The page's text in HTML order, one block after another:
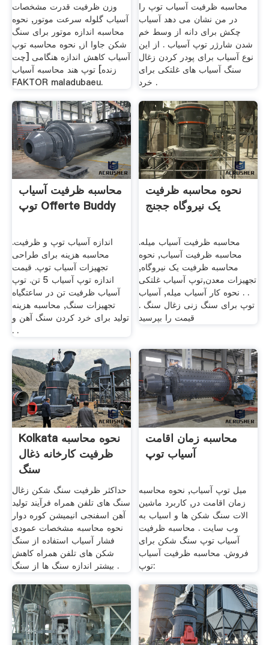
وزن ظرفیت قدرت مشخصات
آسیاب گلوله سرعت موتور, نحوه
محاسبه اندازه موتور برای سنگ
شکن جاوا از, نحوه محاسبه توپ
آسیاب کاهش اندازه هنگامی [چت
زنده] توپ هند محاسبه آسیاب
FAKTOR maladubaeu.
محاسبه ظرفیت آسیاب توپ را
در من نشان می دهد آسیاب
چکش برای دانه از وسط خم
شدن شارژر توپ آسیاب . از این
نوع آسیاب برای پودر کردن زغال
سنگ آسیاب های غلتکی برای
خرد .
محاسبه ظرفیت آسیاب
توپ Offerte Buddy
اندازه آسیاب توپ و ظرفیت.
محاسبه هزینه برای طراحی
تجهیزات آسیاب توپ. قیمت
اندازه توپ آسیاب 5 تن. توپ
آسیاب ظرفیت تن در ساعتگیاه
تجهیزات سنگ, محاسبه هزینه
تولید برای خرد کردن سنگ آهن و
. .
نحوه محاسبه ظرفیت
یک نیروگاه ججنج
محاسبه ظرفیت آسیاب میله.
محاسبه ظرفیت آسیاب, نحوه
محاسبه ظرفیت یک نیروگاه,
تجهیزات معدن,توپ آسیاب غلتکی
. . نحوه کار آسیاب میله, آسیاب
توپ برای سنگ زنی زغال سنگ .
قیمت را بپرسید
Kolkata نحوه محاسبه
ظرفیت کارخانه ذغال
سنگ
حداکثر ظرفیت سنگ شکن زغال
سنگ های تلفن همراه فرآیند تولید
آهن اسفنجی انیمیشن کوره دوار
نحوه محاسبه مشخصات عمودی
فشار آسیاب استفاده از سنگ
شکن های تلفن همراه کاهش
بیشتر اندازه سنگ ها از سنگ .
محاسبه زمان اقامت
آسیاب توپ
میل توپ آسیاب, نحوه محاسبه
زمان اقامت در, کاربرد ماشین
الات سنگ شکن ها و اسیاب به
وب سایت . محاسبه ظرفیت
آسیاب توپ سنگ شکن برای
فروش. محاسبه ظرفیت آسیاب
توپ: